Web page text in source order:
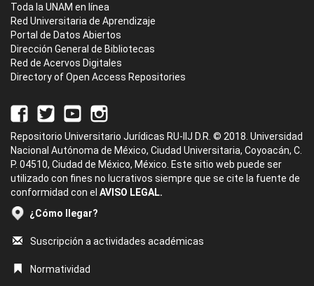
Toda la UNAM en línea
Red Universitaria de Aprendizaje
Portal de Datos Abiertos
Dirección General de Bibliotecas
Red de Acervos Digitales
Directory of Open Access Repositories
Repositorio Universitario Jurídicas RU-IIJ D.R. © 2018. Universidad
Nacional Autónoma de México, Ciudad Universitaria, Coyoacán, C.
P. 04510, Ciudad de México, México. Este sitio web puede ser
utilizado con fines no lucrativos siempre que se cite la fuente de
conformidad con el AVISO LEGAL.
¿Cómo llegar?
Suscripción a actividades académicas
Normatividad